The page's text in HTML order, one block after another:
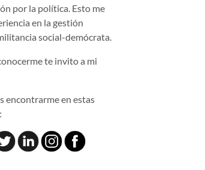
por la política. Esto me
en la gestión
social-demócrata.
te invito a mi
encontrarme en estas